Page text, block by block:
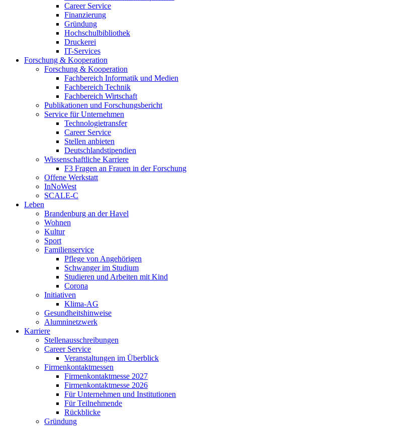
Career Service
Finanzierung
Gründung
Hochschulbibliothek
Druckerei
IT-Services
Forschung & Kooperation
Forschung & Kooperation
Fachbereich Informatik und Medien
Fachbereich Technik
Fachbereich Wirtschaft
Publikationen und Forschungsbericht
Service für Unternehmen
Technologietransfer
Career Service
Stellen anbieten
Deutschlandstipendien
Wissenschaftliche Karriere
F3 Fragen an Frauen in der Forschung
Offene Werkstatt
InNoWest
SCALE-C
Leben
Brandenburg an der Havel
Wohnen
Kultur
Sport
Familienservice
Pflege von Angehörigen
Schwanger im Studium
Studieren und Arbeiten mit Kind
Corona
Initiativen
Klima-AG
Gesundheitshinweise
Alumninetzwerk
Karriere
Stellenausschreibungen
Career Service
Veranstaltungen im Überblick
Firmenkontaktmessen
Firmenkontaktmesse 2027
Firmenkontaktmesse 2026
Für Unternehmen und Institutionen
Für Teilnehmende
Rückblicke
Gründung